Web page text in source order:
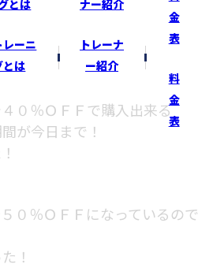
ーニ
とは
トレーナ
ー紹介
料
金
表
０％ＯＦＦで購入出来る
が今日まで！
０％ＯＦＦになっているので
！